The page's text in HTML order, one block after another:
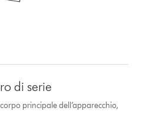
di serie
principale dell’apparecchio,